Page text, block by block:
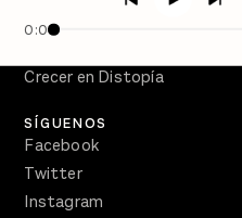
0:00
Semanario Gatopardo
Crecer en Distopía
SÍGUENOS
Facebook
Twitter
Instagram